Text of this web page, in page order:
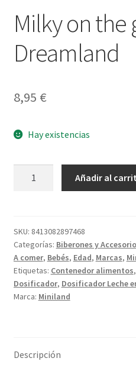
Milky on the
Dreamland
8,95 €
Hay existencias
Dreamland
cantidad
Añadir al
SKU: 8413082897468
Categorías: Biberones y
A comer, Bebés, Edad, Marcas,
Etiquetas: Contenedor alimentos,
Dosificador, Dosificador Leche
Marca: Miniland
Descripción